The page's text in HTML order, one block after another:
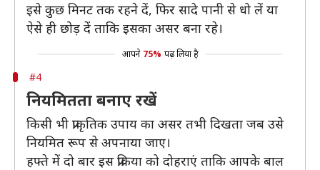
इसे कुछ मिनट तक रहने दें, फिर सादे पानी से धो लें या
ऐसे ही छोड़ दें ताकि इसका असर बना रहे।
आपने 75% पढ़ लिया है
#4
नियमितता बनाए रखें
किसी भी प्राकृतिक उपाय का असर तभी दिखता जब उसे
नियमित रूप से अपनाया जाए।
हफ्ते में दो बार इस प्रक्रिया को दोहराएं ताकि आपके बाल